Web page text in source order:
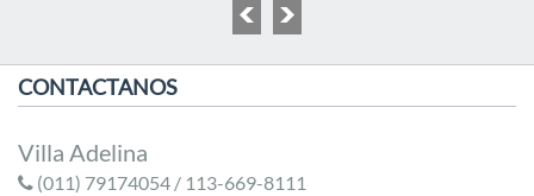
CONTACTANOS
Villa Adelina
(011) 79174054 / 113-669-8111